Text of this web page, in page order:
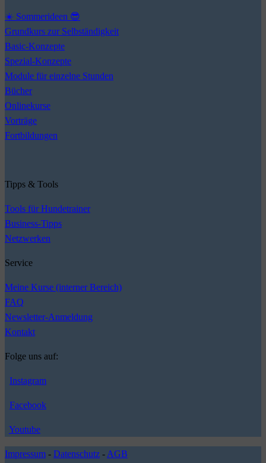
☀️ Sommerideen 😎
Grundkurs zur Selbständigkeit
Basic-Konzepte
Spezial-Konzepte
Module für einzelne Stunden
Bücher
Onlinekurse
Vorträge
Fortbildungen
Tipps & Tools
Tools für Hundetrainer
Business-Tipps
Netzwerken
Service
Meine Kurse (interner Bereich)
FAQ
Newsletter-Anmeldung
Kontakt
Folge uns auf:
Instagram
Facebook
Youtube
Impressum - Datenschutz - AGB